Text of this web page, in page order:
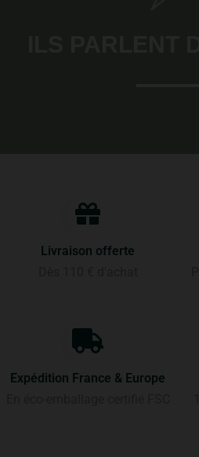
Livraison offerte
Expédition France & Europe